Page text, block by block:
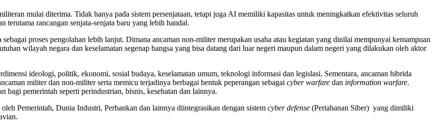
mulai diterima. Tidak hanya pada sistem persenjataan, tetapi juga AI memiliki kapasitas untuk meningkatkan efektivitas seluruh
rancangan senjata-senjata baru yang lebih handal.
proses pengolahan lebih lanjut. Dimana ancaman non-militer merupakan usaha atau kegiatan yang dinilai mempunyai kemampuan
wilayah negara dan keselamatan segenap bangsa yang bisa datang dari luar negeri maupun dalam negeri yang dilakukan oleh aktor
ideologi, politik, ekonomi, sosial budaya, keselamatan umum, teknologi informasi dan legislasi. Sementara, ancaman hibrida
militer dan non-militer serta memicu terjadinya berbagai bentuk peperangan sebagai cyber warfare dan information warfare.
bagi pemerintah seperti perindustrian, bisnis, kesehatan dan lainnya.
Pemerintah, Dunia Industri, Perbankan dan lainnya diintegrasikan dengan sistem cyber defense (Pertahanan Siber) yang dimiliki